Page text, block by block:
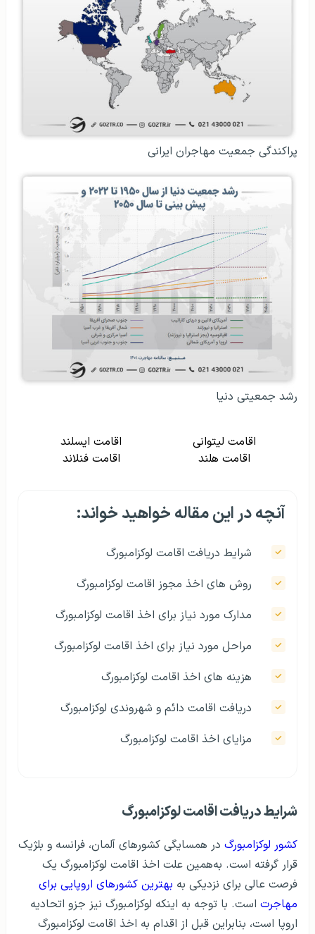
پراکندگی جمعیت مهاجران ایرانی
رشد جمعیتی دنیا
اقامت لیتوانی
اقامت ایسلند
اقامت هلند
اقامت فنلاند
آنچه در این مقاله خواهید خواند:
شرایط دریافت اقامت لوکزامبورگ
روش های اخذ مجوز اقامت لوکزامبورگ
مدارک مورد نیاز برای اخذ اقامت لوکزامبورگ
مراحل مورد نیاز برای اخذ اقامت لوکزامبورگ
هزینه های اخذ اقامت لوکزامبورگ
دریافت اقامت دائم و شهروندی لوکزامبورگ
مزایای اخذ اقامت لوکزامبورگ
شرایط دریافت اقامت لوکزامبورگ
کشور لوکزامبورگ در همسایگی کشورهای آلمان، فرانسه و بلژیک
قرار گرفته است. به‌همین علت اخذ اقامت لوکزامبورگ یک
فرصت عالی برای نزدیکی به بهترین کشورهای اروپایی برای
مهاجرت است. با توجه به اینکه لوکزامبورگ نیز جزو اتحادیه
اروپا است، بنابراین قبل از اقدام به اخذ اقامت لوکزامبورگ